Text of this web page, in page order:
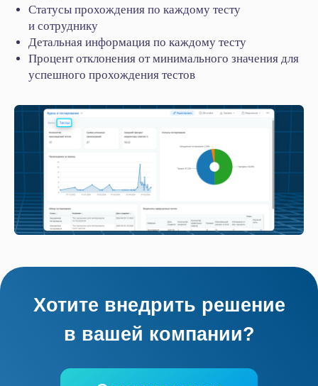
Статусы прохождения по каждому тесту
и сотруднику
Детальная информация по каждому тесту
Процент отклонения от минимального значения для
успешного прохождения тестов